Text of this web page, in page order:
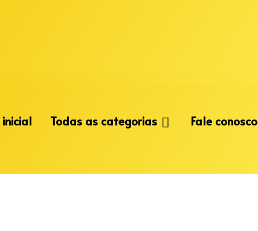
Todas as categorias Fale conosco